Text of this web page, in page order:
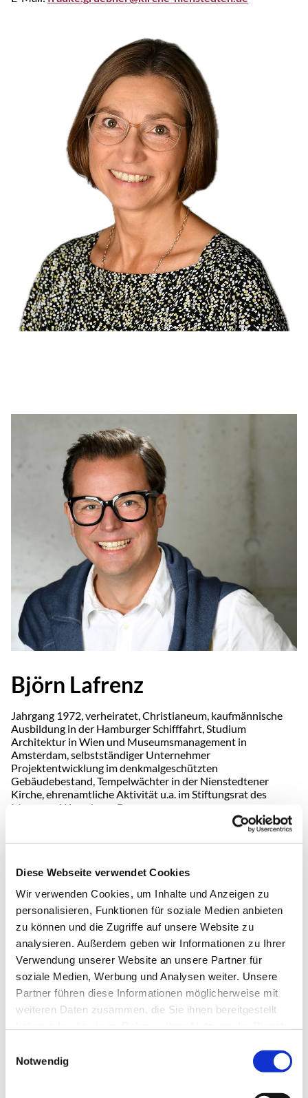
Diese Webseite verwendet Cookies
Wir verwenden Cookies, um Inhalte und Anzeigen zu
personalisieren, Funktionen für soziale Medien anbieten
zu können und die Zugriffe auf unsere Website zu
analysieren. Außerdem geben wir Informationen zu Ihrer
Verwendung unserer Website an unsere Partner für
soziale Medien, Werbung und Analysen weiter. Unsere
Partner führen diese Informationen möglicherweise mit
weiteren Daten zusammen, die Sie ihnen bereitgestellt
Notwendig
Björn Lafrenz
Jahrgang 1972, verheiratet, Christianeum, kaufmännische
Ausbildung in der Hamburger Schifffahrt, Studium
Architektur in Wien und Museumsmanagement in
Amsterdam, selbstständiger Unternehmer
Projektentwicklung im denkmalgeschützten
Gebäudebestand, Tempelwächter in der Nienstedtener
Kirche, ehrenamtliche Aktivität u.a. im Stiftungsrat des
Museums Weserburg, Bremen.
Mit Freude will ich Netzwerk, Erfahrung und Sichtweisen
E-Mail: bjoern.lafrenz@kirche-nienstedten.de
Pastorin Vera Lindemann
Jahrgang 1965, verheiratet mit Pastor Tilmann Präckel, drei
Söhne. Mitverantwortlich bin ich in der Gemeinde